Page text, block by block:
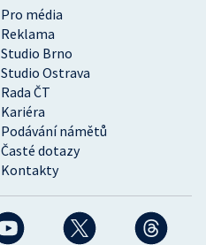
Pro média
Reklama
Studio Brno
Studio Ostrava
Rada ČT
Kariéra
Podávání námětů
Časté dotazy
Kontakty